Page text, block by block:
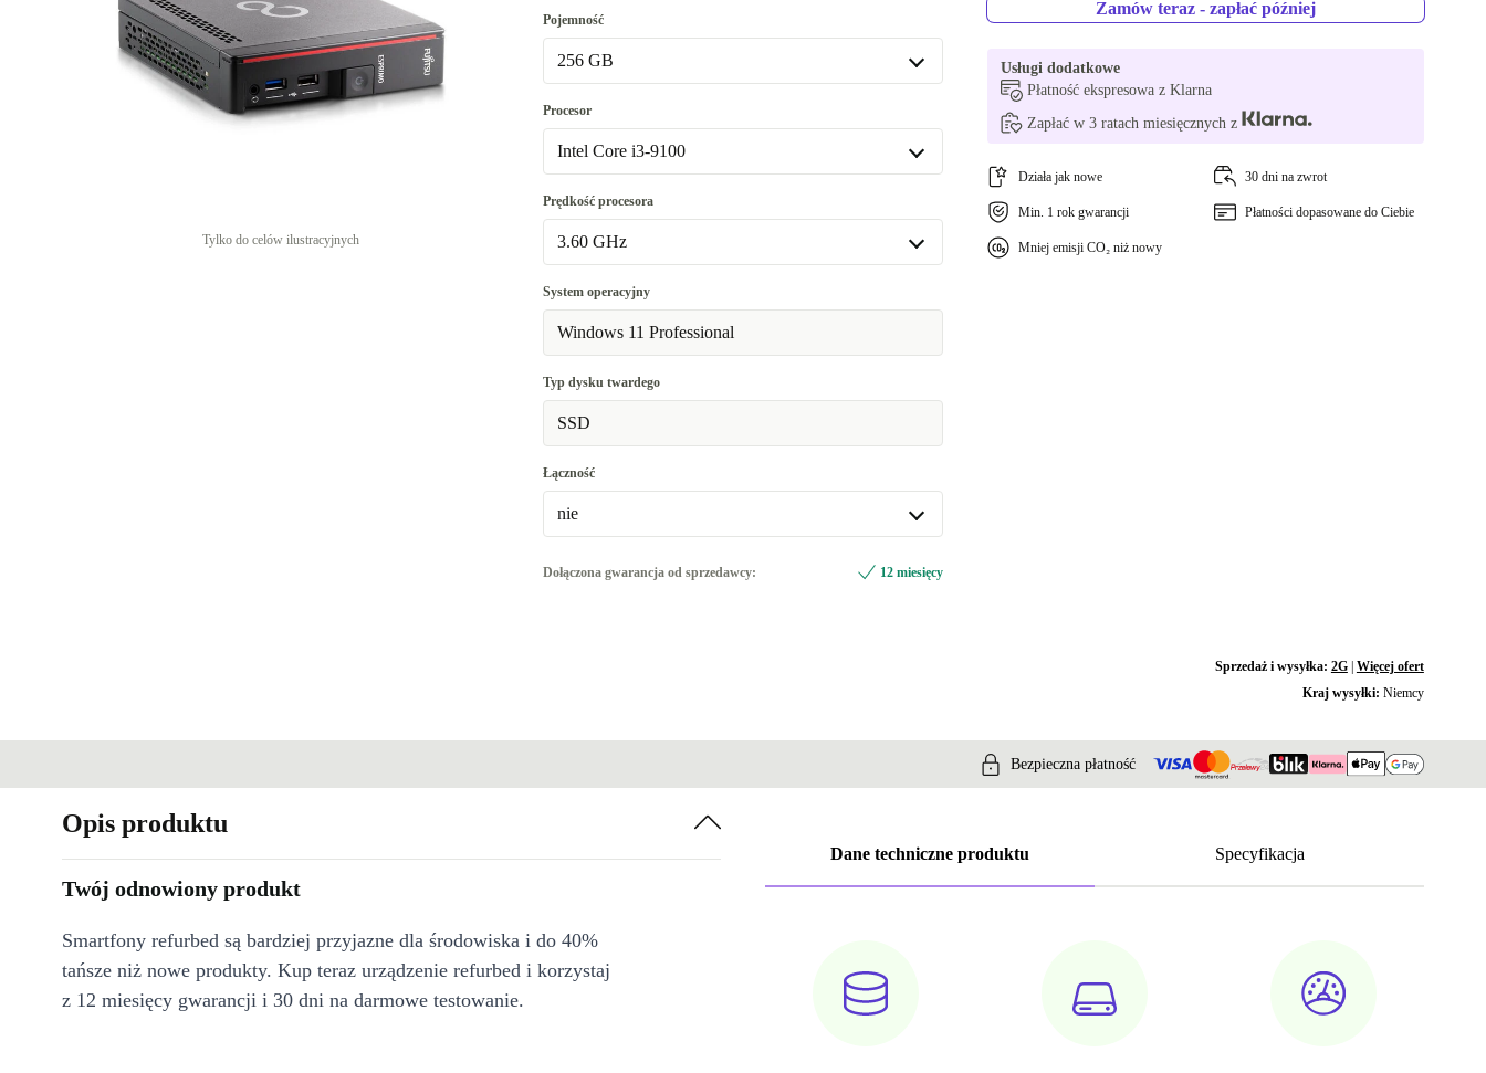
Tylko do celów ilustracyjnych
8.0 GB
16.0 GB +128,95 zł
Pojemność
256 GB
256 GB
512 GB +85,97 zł
Procesor
Intel Core i3-9100
Intel Core i3-9100
Intel Core i5-9400T +806,67 zł
Prędkość procesora
3.60 GHz
3.60 GHz
1.80 GHz +806,67 zł
System operacyjny
Windows 11 Professional
Typ dysku twardego
SSD
Łączność
nie
Dołączona gwarancja od sprzedawcy: 12 miesięcy
Zamów teraz - zapłać później
Usługi dodatkowe
Płatność ekspresowa z Klarna
Zapłać w 3 ratach miesięcznych z
Działa jak nowe 30 dni na zwrot
Min. 1 rok gwarancji Płatności dopasowane do Ciebie
Mniej emisji CO₂ niż nowy
Sprzedaż i wysyłka: 2G| Więcej ofert
Kraj wysyłki: Niemcy
Bezpieczna płatność
Dane techniczne produktu Specyfikacja
Opis produktu
Twój odnowiony produkt
Smartfony refurbed są bardziej przyjazne dla środowiska i do 40%
tańsze niż nowe produkty. Kup teraz urządzenie refurbed i korzystaj
z 12 miesięcy gwarancji i 30 dni na darmowe testowanie.